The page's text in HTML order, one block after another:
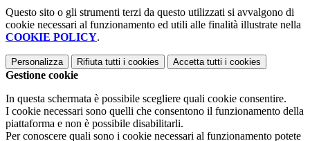
Questo sito o gli strumenti terzi da questo utilizzati si avvalgono di
cookie necessari al funzionamento ed utili alle finalità illustrate nella
COOKIE POLICY.
Personalizza Rifiuta tutti i cookies Accetta tutti i cookies
Gestione cookie
In questa schermata è possibile scegliere quali cookie consentire.
I cookie necessari sono quelli che consentono il funzionamento della
piattaforma e non è possibile disabilitarli.
Per conoscere quali sono i cookie necessari al funzionamento potete